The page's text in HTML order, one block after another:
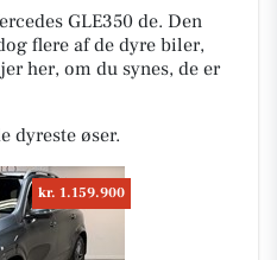
GLE350 de. Den
flere af de dyre biler,
her, om du synes, de er
dyreste øser.
kr. 1.159.900